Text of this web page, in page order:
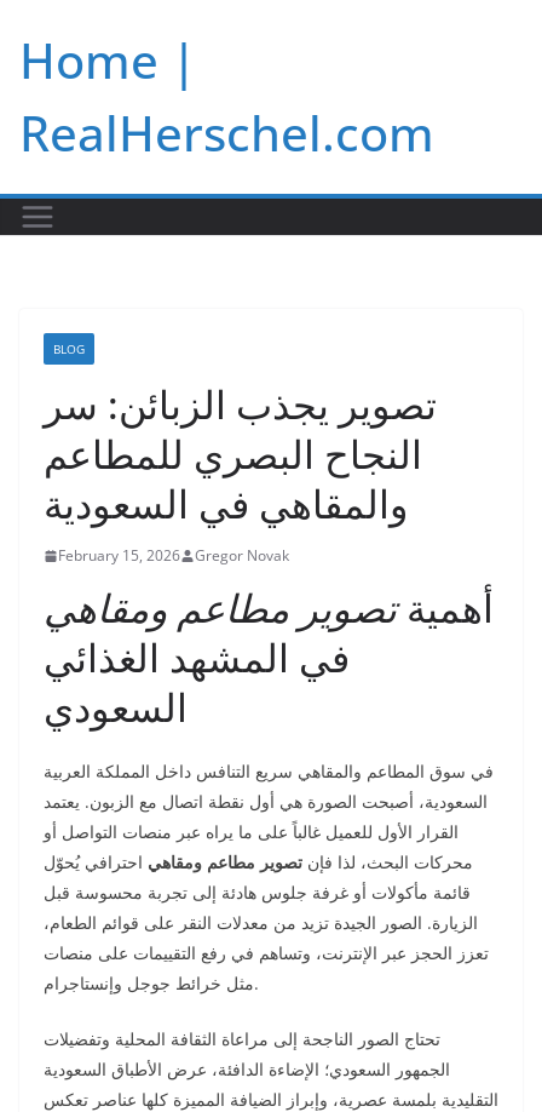
content
Home |
RealHerschel.com
BLOG
تصوير يجذب الزبائن: سر
النجاح البصري للمطاعم
والمقاهي في السعودية
February 15, 2026 Gregor Novak
أهميةتصوير مطاعم ومقاهي
في المشهد الغذائي
السعودي
في سوق المطاعم والمقاهي سريع التنافس داخل المملكة العربية
السعودية، أصبحت الصورة هي أول نقطة اتصال مع الزبون. يعتمد
القرار الأول للعميل غالباً على ما يراه عبر منصات التواصل أو
محركات البحث، لذا فإن تصوير مطاعم ومقاهي احترافي يُحوّل
قائمة مأكولات أو غرفة جلوس هادئة إلى تجربة محسوسة قبل
الزيارة. الصور الجيدة تزيد من معدلات النقر على قوائم الطعام،
تعزز الحجز عبر الإنترنت، وتساهم في رفع التقييمات على منصات
مثل خرائط جوجل وإنستاجرام.
تحتاج الصور الناجحة إلى مراعاة الثقافة المحلية وتفضيلات
الجمهور السعودي؛ الإضاءة الدافئة، عرض الأطباق السعودية
التقليدية بلمسة عصرية، وإبراز الضيافة المميزة كلها عناصر تعكس